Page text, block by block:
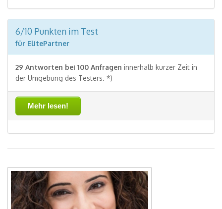
6/10 Punkten im Test
für ElitePartner
29 Antworten bei 100 Anfragen innerhalb kurzer Zeit in
der Umgebung des Testers. *)
Mehr lesen!